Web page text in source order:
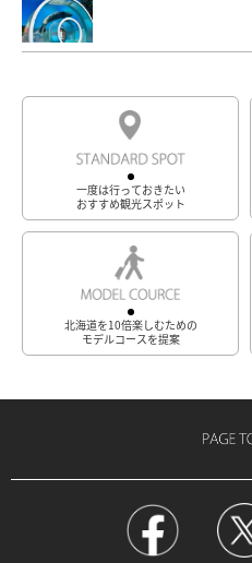
一度は行っておきたい
おすすめ観光スポット
北海道を10倍楽しむための
モデルコースを提案